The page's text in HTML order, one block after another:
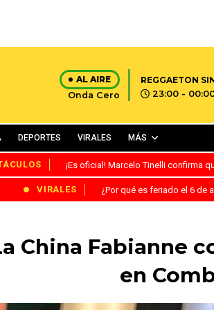
AL AIRE
Onda Cero
REGGAETON
23:00 -
DEPORTES VIRALES MÁS
¡Es oficial! Marcelo Tinelli confirma
VIRALES ¿Por qué es feriado el 6 de
China Fabianne
en